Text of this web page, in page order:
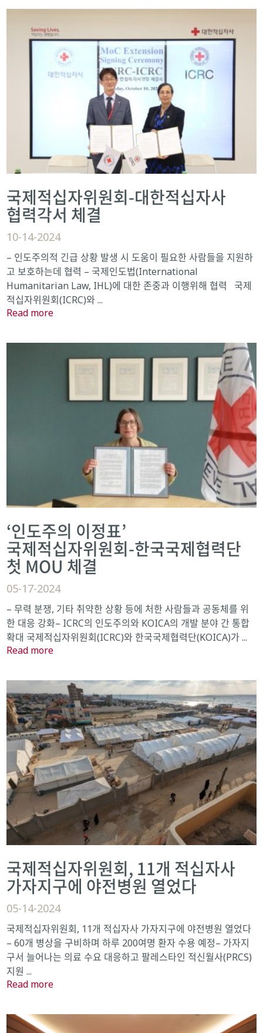
국제적십자위원회-대한적십자사
협력각서 체결
10-14-2024
– 인도주의적 긴급 상황 발생 시 도움이 필요한 사람들을 지원하
고 보호하는데 협력 – 국제인도법(International
Humanitarian Law, IHL)에 대한 존중과 이행위해 협력 국제
적십자위원회(ICRC)와 ...
Read more
‘인도주의 이정표’
국제적십자위원회-한국국제협력단
첫 MOU 체결
05-17-2024
– 무력 분쟁, 기타 취약한 상황 등에 처한 사람들과 공동체를 위
한 대응 강화– ICRC의 인도주의와 KOICA의 개발 분야 간 통합
확대 국제적십자위원회(ICRC)와 한국국제협력단(KOICA)가 ...
Read more
국제적십자위원회, 11개 적십자사
가자지구에 야전병원 열었다
05-14-2024
국제적십자위원회, 11개 적십자사 가자지구에 야전병원 열었다
– 60개 병상을 구비하며 하루 200여명 환자 수용 예정– 가자지
구서 늘어나는 의료 수요 대응하고 팔레스타인 적신월사(PRCS)
지원 ...
Read more